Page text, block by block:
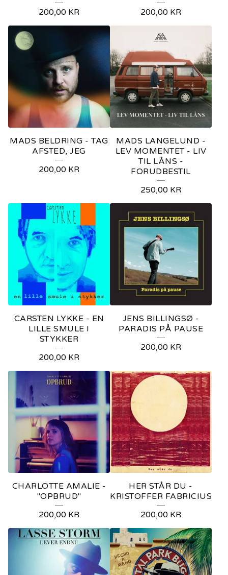
200,00 KR
200,00 KR
MADS BELDRING - TAG
AFSTED, JEG
200,00 KR
MADS LANGELUND -
LEV MOMENTET - LIV
TIL LÅNS -
FORUDBESTIL
250,00 KR
CARSTEN LYKKE - EN
LILLE SMULE I
STYKKER
200,00 KR
JENS BILLINGSØ -
PARADIS PÅ PAUSE
200,00 KR
CHARLOTTE AMALIE -
"OPBRUD"
200,00 KR
HER STÅR DU -
KRISTOFFER FABRICIUS
200,00 KR